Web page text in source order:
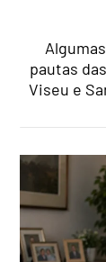
pautas
Viseu e